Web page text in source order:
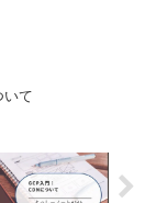
いて